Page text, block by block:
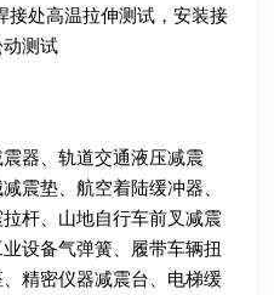
接处高温拉伸测试，安装接
测试
器、轨道交通液压减震
震垫、航空着陆缓冲器、
杆、山地自行车前叉减震
设备气弹簧、履带车辆扭
精密仪器减震台、电梯缓